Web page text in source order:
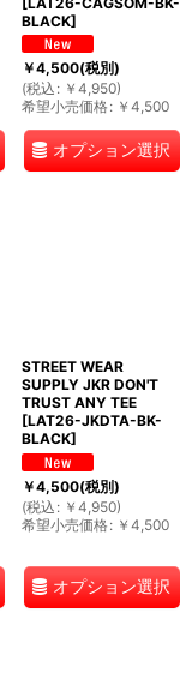
BLACK]
￥4,500(税別)
(税込 : ￥ 4,950)
希望小売価格: ￥ 4,500
オプション選択
STREET WEAR
SUPPLY JKR DON'T
TRUST ANY TEE
[LAT26-JKDTA-BK-
BLACK]
￥4,500(税別)
(税込 : ￥ 4,950)
希望小売価格: ￥ 4,500
オプション選択